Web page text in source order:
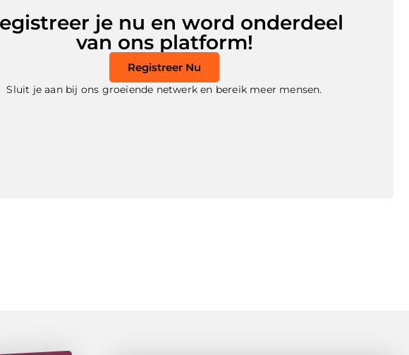
je nu en word onderdeel
van ons platform!
Registreer Nu
Sluit je aan bij ons groeiende netwerk en bereik meer mensen.